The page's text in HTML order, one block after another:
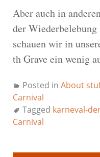
Aber auch in
der Wiederbelebung
schauen wir in
th Grave ein wenig
Posted in About
Carnival
Tagged karneval-
Carnival